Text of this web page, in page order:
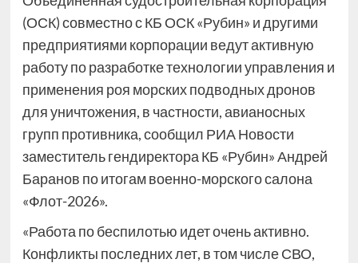
(ОСК) совместно с КБ ОСК «Рубин» и другими
предприятиями корпорации ведут активную
работу по разработке технологии управления и
применения роя морских подводных дронов
для уничтожения, в частности, авианосных
групп противника, сообщил РИА Новости
заместитель гендиректора КБ «Рубин» Андрей
Баранов по итогам военно-морского салона
«Флот-2026».
«Работа по беспилотью идет очень активно.
Конфликты последних лет, в том числе СВО,